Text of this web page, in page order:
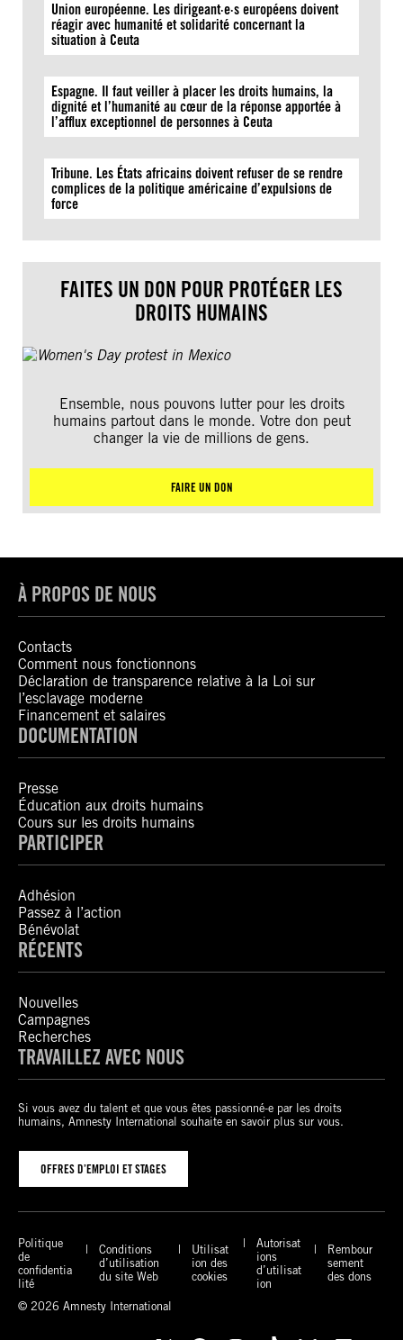
Union européenne. Les dirigeant·e·s européens doivent
réagir avec humanité et solidarité concernant la
situation à Ceuta
Espagne. Il faut veiller à placer les droits humains, la
dignité et l’humanité au cœur de la réponse apportée à
l’afflux exceptionnel de personnes à Ceuta
Tribune. Les États africains doivent refuser de se rendre
complices de la politique américaine d’expulsions de
force
FAITES UN DON POUR PROTÉGER LES
DROITS HUMAINS
Ensemble, nous pouvons lutter pour les droits
humains partout dans le monde. Votre don peut
changer la vie de millions de gens.
FAIRE UN DON
À PROPOS DE NOUS
Contacts
Comment nous fonctionnons
Déclaration de transparence relative à la Loi sur
l’esclavage moderne
Financement et salaires
DOCUMENTATION
Presse
Éducation aux droits humains
Cours sur les droits humains
PARTICIPER
Adhésion
Passez à l’action
Bénévolat
RÉCENTS
Nouvelles
Campagnes
Recherches
TRAVAILLEZ AVEC NOUS
Si vous avez du talent et que vous êtes passionné-e par les droits
humains, Amnesty International souhaite en savoir plus sur vous.
OFFRES D’EMPLOI ET STAGES
Politique
de
confidentia
lité
Conditions
d’utilisation
du site Web
Utilisat
ion des
cookies
Autorisat
ions
d’utilisat
ion
Rembour
sement
des dons
© 2026 Amnesty International